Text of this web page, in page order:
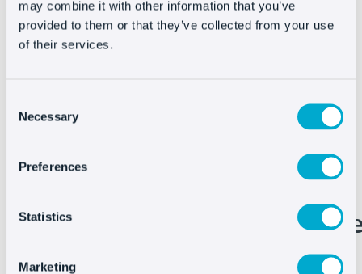
may combine it with other information that you’ve
provided to them or that they’ve collected from your use
of their services.
Selection
Necessary
Preferences
Statistics
Marketing
un paso adelante y nos encargamos de que tus
clientes estén 100% satisfechos en todo el
proceso de compra, incluida la post-venta.
funcionalidades de
con las de Intercom